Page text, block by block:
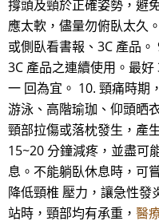
撐頭及頸於正確姿勢，避
應太軟，儘量勿俯臥太久
或側臥看書報、3C 產品
3C 產品之連續使用。最
一 回為宜。 10. 頸痛時期
游泳、高階瑜珈、仰頭晒
頸部拉傷或落枕發生，產
15~20 分鐘減疼，並盡可
息。不能躺臥休息時，可
降低頸椎 壓力，讓急性發
站時，頸部均有承重， 醫